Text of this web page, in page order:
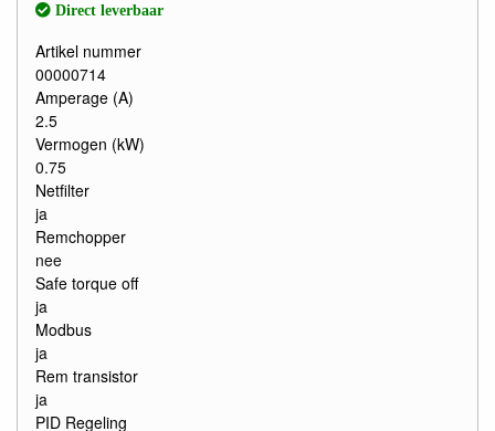
Direct leverbaar
Artikel nummer
00000714
Amperage (A)
2.5
Vermogen (kW)
0.75
Netfilter
ja
Remchopper
nee
Safe torque off
ja
Modbus
ja
Rem transistor
ja
PID Regeling